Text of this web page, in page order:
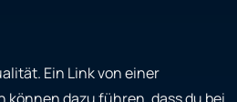
Ein Link von einer
dazu führen, dass du bei